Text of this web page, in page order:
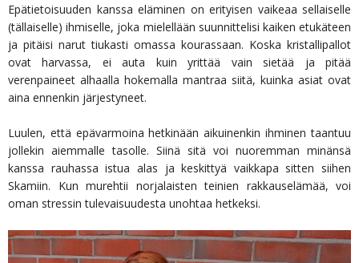
Epätietoisuuden kanssa eläminen on erityisen vaikeaa sellaiselle
(tällaiselle) ihmiselle, joka mielellään suunnittelisi kaiken etukäteen
ja pitäisi narut tiukasti omassa kourassaan. Koska kristallipallot
ovat harvassa, ei auta kuin yrittää vain sietää ja pitää
verenpaineet alhaalla hokemalla mantraa siitä, kuinka asiat ovat
aina ennenkin järjestyneet.
Luulen, että epävarmoina hetkinään aikuinenkin ihminen taantuu
jollekin aiemmalle tasolle. Siinä sitä voi nuoremman minänsä
kanssa rauhassa istua alas ja keskittyä vaikkapa sitten siihen
Skamiin. Kun murehtii norjalaisten teinien rakkauselämää, voi
oman stressin tulevaisuudesta unohtaa hetkeksi.